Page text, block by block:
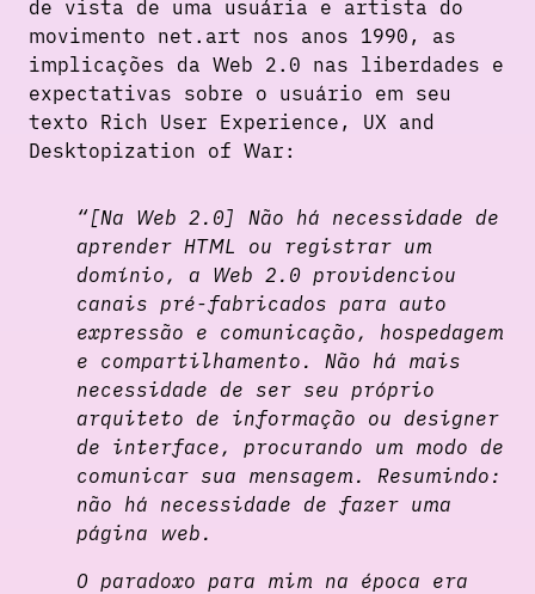
de vista de uma usuária e artista do
movimento net.art nos anos 1990, as
implicações da Web 2.0 nas liberdades e
expectativas sobre o usuário em seu
texto Rich User Experience, UX and
Desktopization of War:
“[Na Web 2.0] Não há necessidade de
aprender HTML ou registrar um
domínio, a Web 2.0 providenciou
canais pré-fabricados para auto
expressão e comunicação, hospedagem
e compartilhamento. Não há mais
necessidade de ser seu próprio
arquiteto de informação ou designer
de interface, procurando um modo de
comunicar sua mensagem. Resumindo:
não há necessidade de fazer uma
página web.
O paradoxo para mim na época era